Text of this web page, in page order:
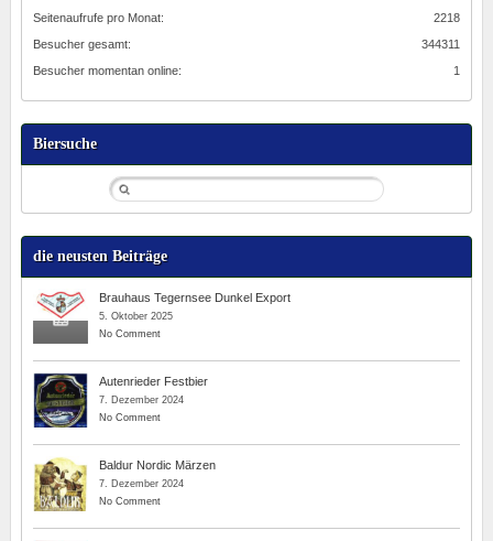
2218
Seitenaufrufe pro Monat:
344311
Besucher gesamt:
1
Besucher momentan online:
Biersuche
die neusten Beiträge
Brauhaus Tegernsee Dunkel Export
5. Oktober 2025
No Comment
Autenrieder Festbier
7. Dezember 2024
No Comment
Baldur Nordic Märzen
7. Dezember 2024
No Comment